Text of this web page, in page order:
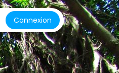
Connexion